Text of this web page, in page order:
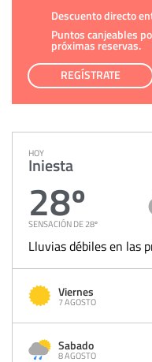
Descuento directo
Puntos canjeables
próximas reservas.
REGÍSTRATE
HOY
Iniesta
28º
SENSACIÓN DE 28º
Lluvias débiles en las
Viernes
7 AGOSTO
Sabado
8 AGOSTO